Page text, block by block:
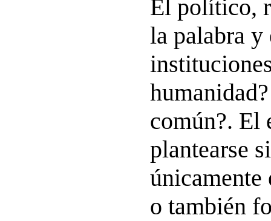
El político,
la palabra
común?. El
plantearse
únicamente
o también